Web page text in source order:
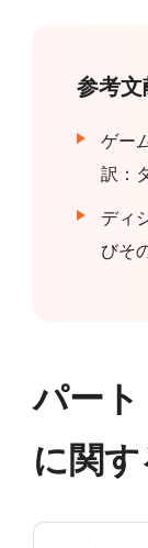
参考
ゲー
訳：
ディ
びそ
パー
に関